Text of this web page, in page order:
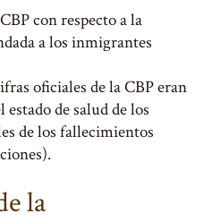
con respecto a la
a los inmigrantes
oficiales de la CBP eran
de salud de los
de los fallecimientos
la